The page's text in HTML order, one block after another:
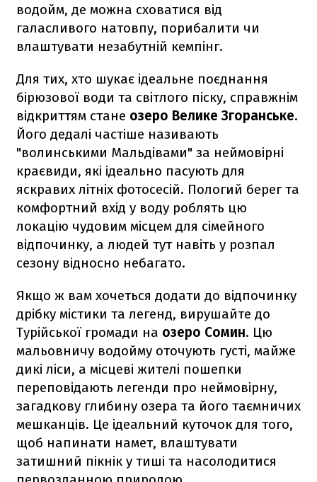
водойм, де можна сховатися від
галасливого натовпу, порибалити чи
влаштувати незабутній кемпінг.
Для тих, хто шукає ідеальне поєднання
бірюзової води та світлого піску, справжнім
відкриттям стане озеро Велике Згоранське.
Його дедалі частіше називають
"волинськими Мальдівами" за неймовірні
краєвиди, які ідеально пасують для
яскравих літніх фотосесій. Пологий берег та
комфортний вхід у воду роблять цю
локацію чудовим місцем для сімейного
відпочинку, а людей тут навіть у розпал
сезону відносно небагато.
Якщо ж вам хочеться додати до відпочинку
дрібку містики та легенд, вирушайте до
Турійської громади на озеро Сомин. Цю
мальовничу водойму оточують густі, майже
дикі ліси, а місцеві жителі пошепки
переповідають легенди про неймовірну,
загадкову глибину озера та його таємничих
мешканців. Це ідеальний куточок для того,
щоб напинати намет, влаштувати
затишний пікнік у тиші та насолодитися